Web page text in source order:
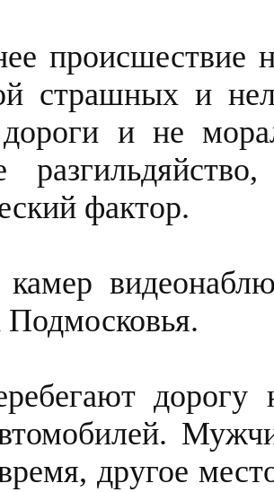
происшествие
страшных и
и не
фактор.
Подмосковья.
другое